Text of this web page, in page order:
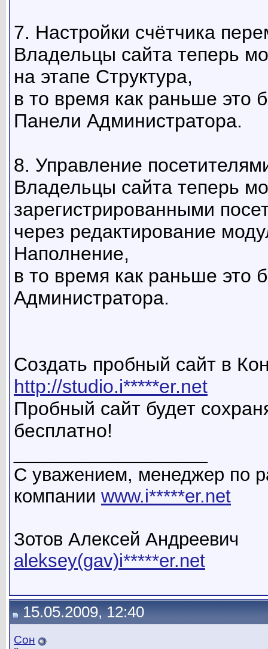
7. Настройки счётчика
Владельцы сайта теперь
на этапе Структура,
в то время как раньше это
Панели Администратора.
8. Управление
Владельцы сайта теперь
зарегистрированными
через редактирование
Наполнение,
в то время как раньше это
Администратора.
Создать пробный сайт в
http://studio.i*****er.net
Пробный сайт будет
бесплатно!
С уважением, менеджер по
компании www.i*****er.net
Зотов Алексей Андреевич
aleksey(gav)i*****er.net
15.05.2009, 12:40
Сон